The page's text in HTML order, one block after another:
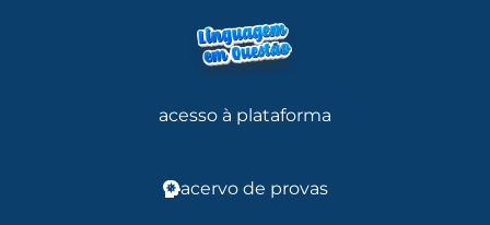
acesso à plataforma
acervo de provas